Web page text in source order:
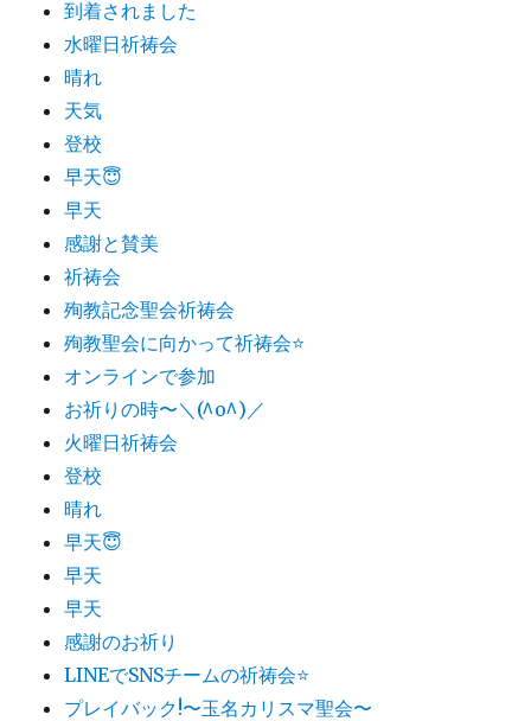
到着されました
水曜日祈祷会
晴れ
天気
登校
早天😇
早天
感謝と賛美
祈祷会
殉教記念聖会祈祷会
殉教聖会に向かって祈祷会⭐️
オンラインで参加
お祈りの時〜＼(^o^)／
火曜日祈祷会
登校
晴れ
早天😇
早天
早天
感謝のお祈り
LINEでSNSチームの祈祷会​⭐️
プレイバック!〜玉名カリスマ聖会〜